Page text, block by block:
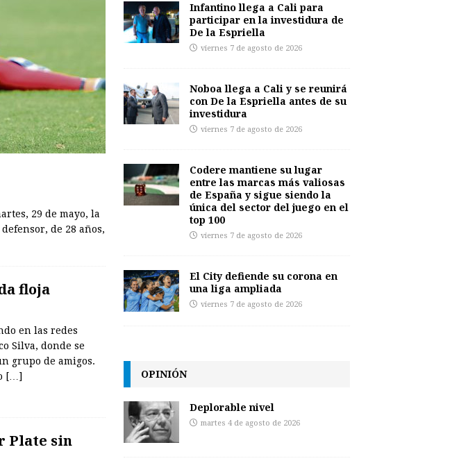
29 de mayo, la
de 28 años,
floja
en las redes
Silva, donde se
grupo de amigos.
[…]
Plate sin
Infantino llega a Cali para
participar en la investidura de
De la Espriella
viernes 7 de agosto de 2026
Noboa llega a Cali y se reunirá
con De la Espriella antes de su
investidura
viernes 7 de agosto de 2026
Codere mantiene su lugar
entre las marcas más valiosas
de España y sigue siendo la
única del sector del juego en el
top 100
viernes 7 de agosto de 2026
El City defiende su corona en
una liga ampliada
viernes 7 de agosto de 2026
OPINIÓN
Deplorable nivel
martes 4 de agosto de 2026